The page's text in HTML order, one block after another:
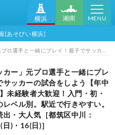
横浜 湘南 MENU
[あそびい横浜]
「親子サッカー」元プロ選手と一緒にプレイ！親子でサッカーの試合をしよう【年中さん～OK】未経験者大歓迎！入門・初・中・上級のレベル別。駅近で行きやすい。リピート続出・大人気［都筑区中川：2025/2/2(日)・16(日)］
カー」元プロ選手と一緒にプレ
サッカーの試合をしよう【年中
未経験者大歓迎！入門・初・
レベル別。駅近で行きやすい。
出・大人気［都筑区中川：
)・16(日)］